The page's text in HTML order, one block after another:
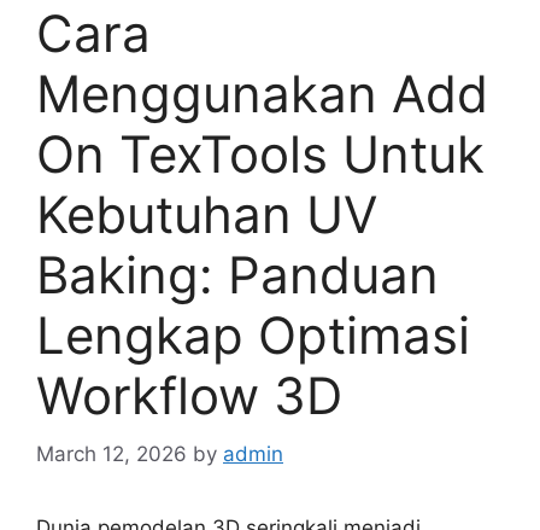
Cara
Menggunakan Add
On TexTools Untuk
Kebutuhan UV
Baking: Panduan
Lengkap Optimasi
Workflow 3D
March 12, 2026 by admin